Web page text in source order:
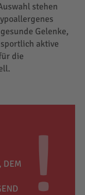
stehen
Gelenke,
aktive
die
DEM